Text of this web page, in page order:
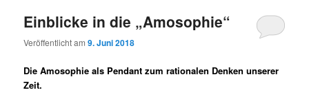
Einblicke in die „Amosophie“
Veröffentlicht am9. Juni 2018
Die Amosophie als Pendant zum rationalen Denken unserer
Zeit.